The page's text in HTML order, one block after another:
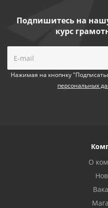
Подпишитесь на
курс
Нажимая на кнопнку
персональных
О